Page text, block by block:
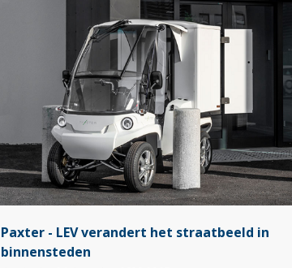
Paxter - LEV verandert het straatbeeld in
binnensteden